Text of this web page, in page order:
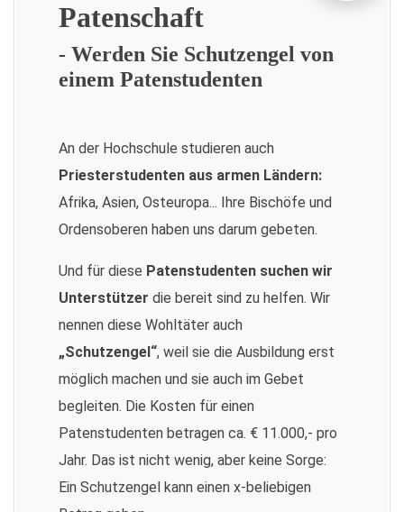
Patenschaft
- Werden Sie Schutzengel von
einem Patenstudenten
An der Hochschule studieren auch
Priesterstudenten aus armen Ländern:
Afrika, Asien, Osteuropa... Ihre Bischöfe und
Ordensoberen haben uns darum gebeten.
Und für diese Patenstudenten suchen wir
Unterstützer die bereit sind zu helfen. Wir
nennen diese Wohltäter auch
„Schutzengel“, weil sie die Ausbildung erst
möglich machen und sie auch im Gebet
begleiten. Die Kosten für einen
Patenstudenten betragen ca. € 11.000,- pro
Jahr. Das ist nicht wenig, aber keine Sorge:
Ein Schutzengel kann einen x-beliebigen